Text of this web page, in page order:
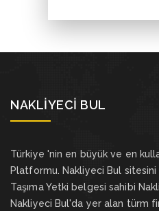
NAKLIYECI BUL
Türkiye 'nin en büyük ve en
Platformu. Nakliyeci Bul sitesini
Taşıma Yetki belgesi sahibi
Nakliyeci Bul'da yer alan türm